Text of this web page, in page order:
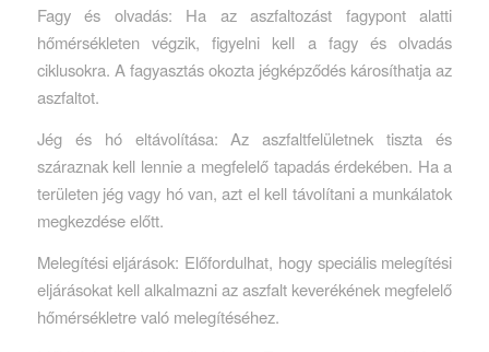
Fagy és olvadás: Ha az aszfaltozást fagypont alatti
hőmérsékleten végzik, figyelni kell a fagy és olvadás
ciklusokra. A fagyasztás okozta jégképződés károsíthatja az
aszfaltot.
Jég és hó eltávolítása: Az aszfaltfelületnek tiszta és
száraznak kell lennie a megfelelő tapadás érdekében. Ha a
területen jég vagy hó van, azt el kell távolítani a munkálatok
megkezdése előtt.
Melegítési eljárások: Előfordulhat, hogy speciális melegítési
eljárásokat kell alkalmazni az aszfalt keverékének megfelelő
hőmérsékletre való melegítéséhez.